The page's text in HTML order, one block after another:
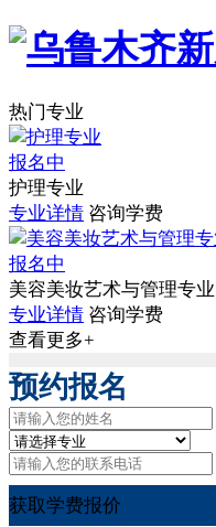
热门专业
报名中
护理专业
专业详情 咨询学费
报名中
美容美妆艺术与管理专业
专业详情 咨询学费
查看更多+
预约报名
获取学费报价